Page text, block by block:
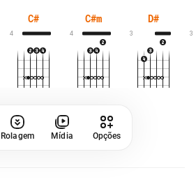
C#
4
C#m
4
D#
3 3
Rolagem Mídia Opções